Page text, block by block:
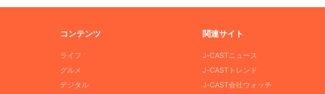
コンテンツ
ライフ
グルメ
デジタル
関連サイト
J-CASTニュース
J-CASTトレンド
J-CAST会社ウォッチ